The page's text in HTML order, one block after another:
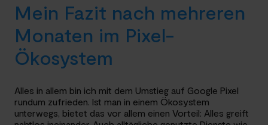
Mein Fazit nach mehreren
Monaten im Pixel-
Ökosystem
Alles in allem bin ich mit dem Umstieg auf Google Pixel
rundum zufrieden. Ist man in einem Ökosystem
unterwegs, bietet das vor allem einen Vorteil: Alles greift